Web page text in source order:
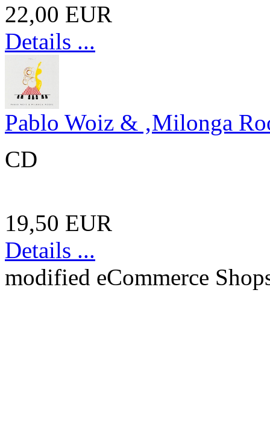
22,00 EUR
Details ...
Pablo Woiz & ‚Milonga
CD
19,50 EUR
Details ...
modified eCommerce